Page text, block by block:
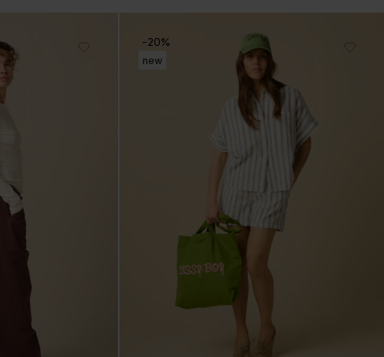
-20%
new